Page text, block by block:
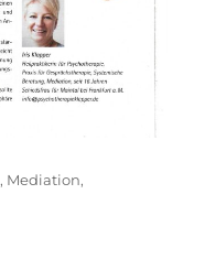
, Mediation,